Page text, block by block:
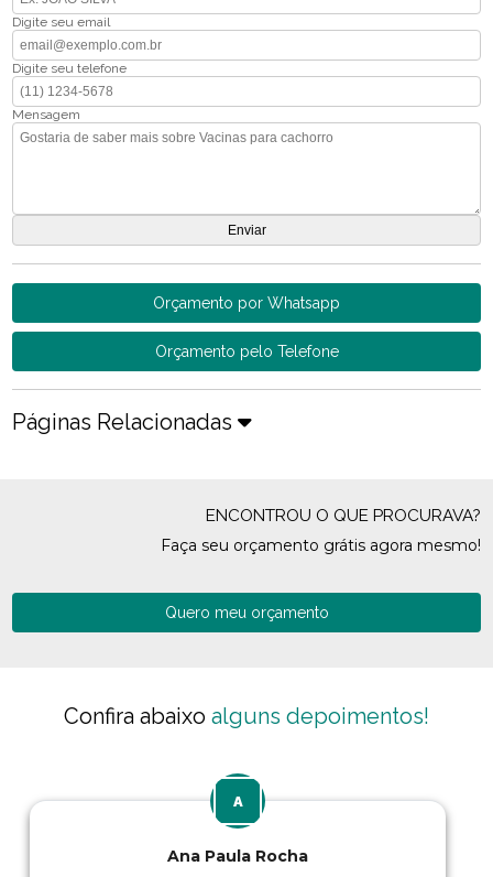
Digite seu email
Digite seu telefone
Mensagem
Orçamento por Whatsapp
Orçamento pelo Telefone
Páginas Relacionadas
ENCONTROU O QUE PROCURAVA?
Faça seu orçamento grátis agora mesmo!
Quero meu orçamento
Confira abaixo alguns depoimentos!
Ana Paula Rocha